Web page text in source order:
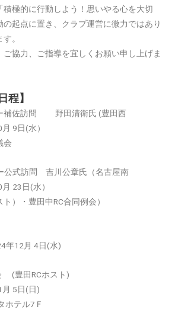
極的に行動しよう！思いやる心を大切
起点に置き、クラブ運営に微力ではあり
。
協力、ご指導を宜しくお願い申し上げま
日程】
補佐訪問 野田清衛氏 (豊田西
日(水）
会
公式訪問 吉川公章氏（名古屋南
日(水）
）・豊田中RC合同例会）
総会
4日(水)
例会 (豊田RCホスト)
(日)
トヨタホテル7Ｆ